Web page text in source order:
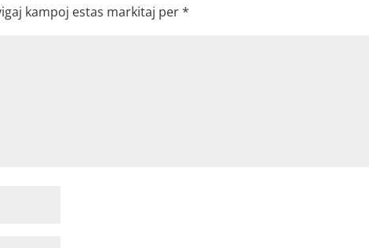
kampoj estas markitaj per*